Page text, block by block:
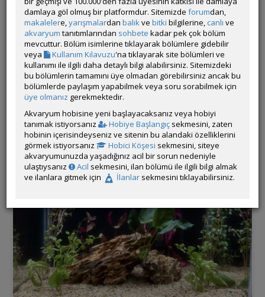
Ölçüler:45x30x40h
Canlı Türleri: 6 adet Kırmızı burun tetra, 6 adet kardinal tetra
Bitki Türleri: Anubias, Zeytin, Hydrocotyle leucocephala,
türünü bilmediğim 2 bitki daha
Tankın Yaşı: 3 ay
Filtrasyon ve Işıklandırma: Sobo wp-303h şelale filtre, 6500k
beyaz şerit led, smd5630 a geçilecek
Tasarım ve Dekorasyon: Dere kumu, Dragon stone
damlaya göl olmuş bir platformdur. Sitemizde forumdan,
makalelere,yarışmalardan balıkve bitki bilgilerine, canlı ve
akvaryum tanıtımlarından sohbete kadar pek çok bölüm
mevcuttur. Bölüm isimlerine tıklayarak bölümlere gidebilir
veya
Kullanım Kılavuzu'na tıklayarak site bölümleri ve
kullanımı ile ilgili daha detaylı bilgi alabilirsiniz. Sitemizdeki
bu bölümlerin tamamını üye olmadan görebilirsiniz ancak bu
bölümlerde paylaşım yapabilmek veya soru sorabilmek için
üye olmanız gerekmektedir.
Akvaryum hobisine yeni başlayacaksanız veya hobiyi
tanımak istiyorsanız
Hobiye Başlangıç sekmesini, zaten
hobinin içerisindeyseniz ve sitenin bu alandaki özelliklerini
görmek istiyorsanız
Hobici Köşesi sekmesini, siteye
akvaryumunuzda yaşadığınız acil bir sorun nedeniyle
ulaştıysanız
Acil sekmesini, ilan bölümü ile ilgili bilgi almak
ve ilanlara gitmek için
İlanlar sekmesini tıklayabilirsiniz.